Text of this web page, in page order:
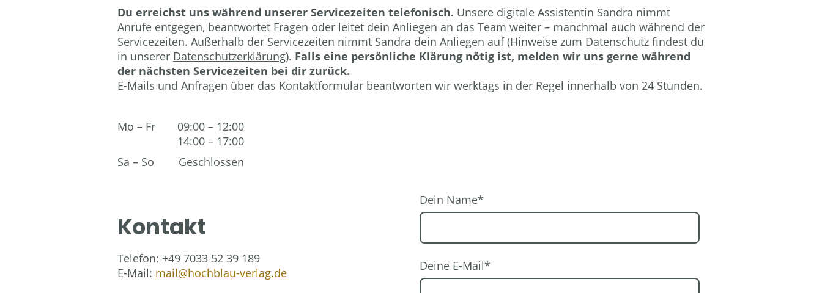
Du erreichst uns während unserer Servicezeiten telefonisch. Unsere digitale Assistentin Sandra nimmt
Anrufe entgegen, beantwortet Fragen oder leitet dein Anliegen an das Team weiter – manchmal auch während der
Servicezeiten. Außerhalb der Servicezeiten nimmt Sandra dein Anliegen auf (Hinweise zum Datenschutz findest du
in unserer Datenschutzerklärung). Falls eine persönliche Klärung nötig ist, melden wir uns gerne während
der nächsten Servicezeiten bei dir zurück.
E-Mails und Anfragen über das Kontaktformular beantworten wir werktags in der Regel innerhalb von 24 Stunden.
Mo – Fr 09:00 – 12:00
14:00 – 17:00
Sa – So Geschlossen
Kontakt
Telefon: +49 7033 52 39 189
E-Mail: mail@hochblau-verlag.de
Dein Name*
Deine E-Mail*